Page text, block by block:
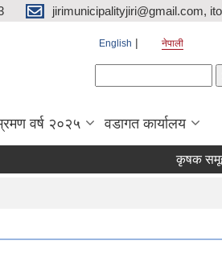
jirimunicipalityjiri@gmail.com,
English नेपाली
वर्ष २०२५ वडागत कार्यालय
कृषक समूह